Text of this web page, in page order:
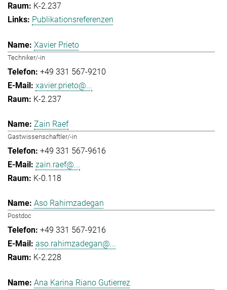
K-2.237
Publikationsreferenzen
Xavier Prieto
Techniker/-in
+49 331 567-9210
xavier.prieto@...
K-2.237
Zain Raef
Gastwissenschaftler/-in
+49 331 567-9616
zain.raef@...
K-0.118
Aso Rahimzadegan
Postdoc
+49 331 567-9216
aso.rahimzadegan@...
K-2.228
Ana Karina Riano Gutierrez